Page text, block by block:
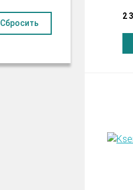
Сбросить
2